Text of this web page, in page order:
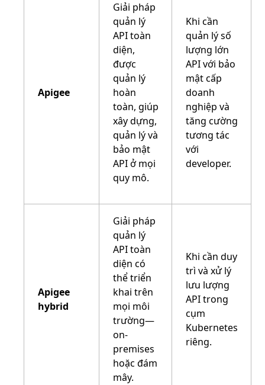
Apigee
Giải pháp
quản lý
API toàn
diện,
được
quản lý
hoàn
toàn, giúp
xây dựng,
quản lý và
bảo mật
API ở mọi
quy mô.
Khi cần
quản lý số
lượng lớn
API với bảo
mật cấp
doanh
nghiệp và
tăng cường
tương tác
với
developer.
Apigee
hybrid
Giải pháp
quản lý
API toàn
diện có
thể triển
khai trên
mọi môi
trường—
on-
premises
hoặc đám
mây.
Khi cần duy
trì và xử lý
lưu lượng
API trong
cụm
Kubernetes
riêng.